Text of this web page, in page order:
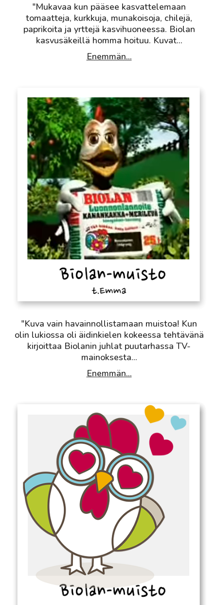
"Mukavaa kun pääsee kasvattelemaan
tomaatteja, kurkkuja, munakoisoja, chilejä,
paprikoita ja yrttejä kasvihuoneessa. Biolan
kasvusäkeillä homma hoituu. Kuvat...
Enemmän...
"Kuva vain havainnollistamaan muistoa! Kun
olin lukiossa oli äidinkielen kokeessa tehtävänä
kirjoittaa Biolanin juhlat puutarhassa TV-
mainoksesta...
Enemmän...